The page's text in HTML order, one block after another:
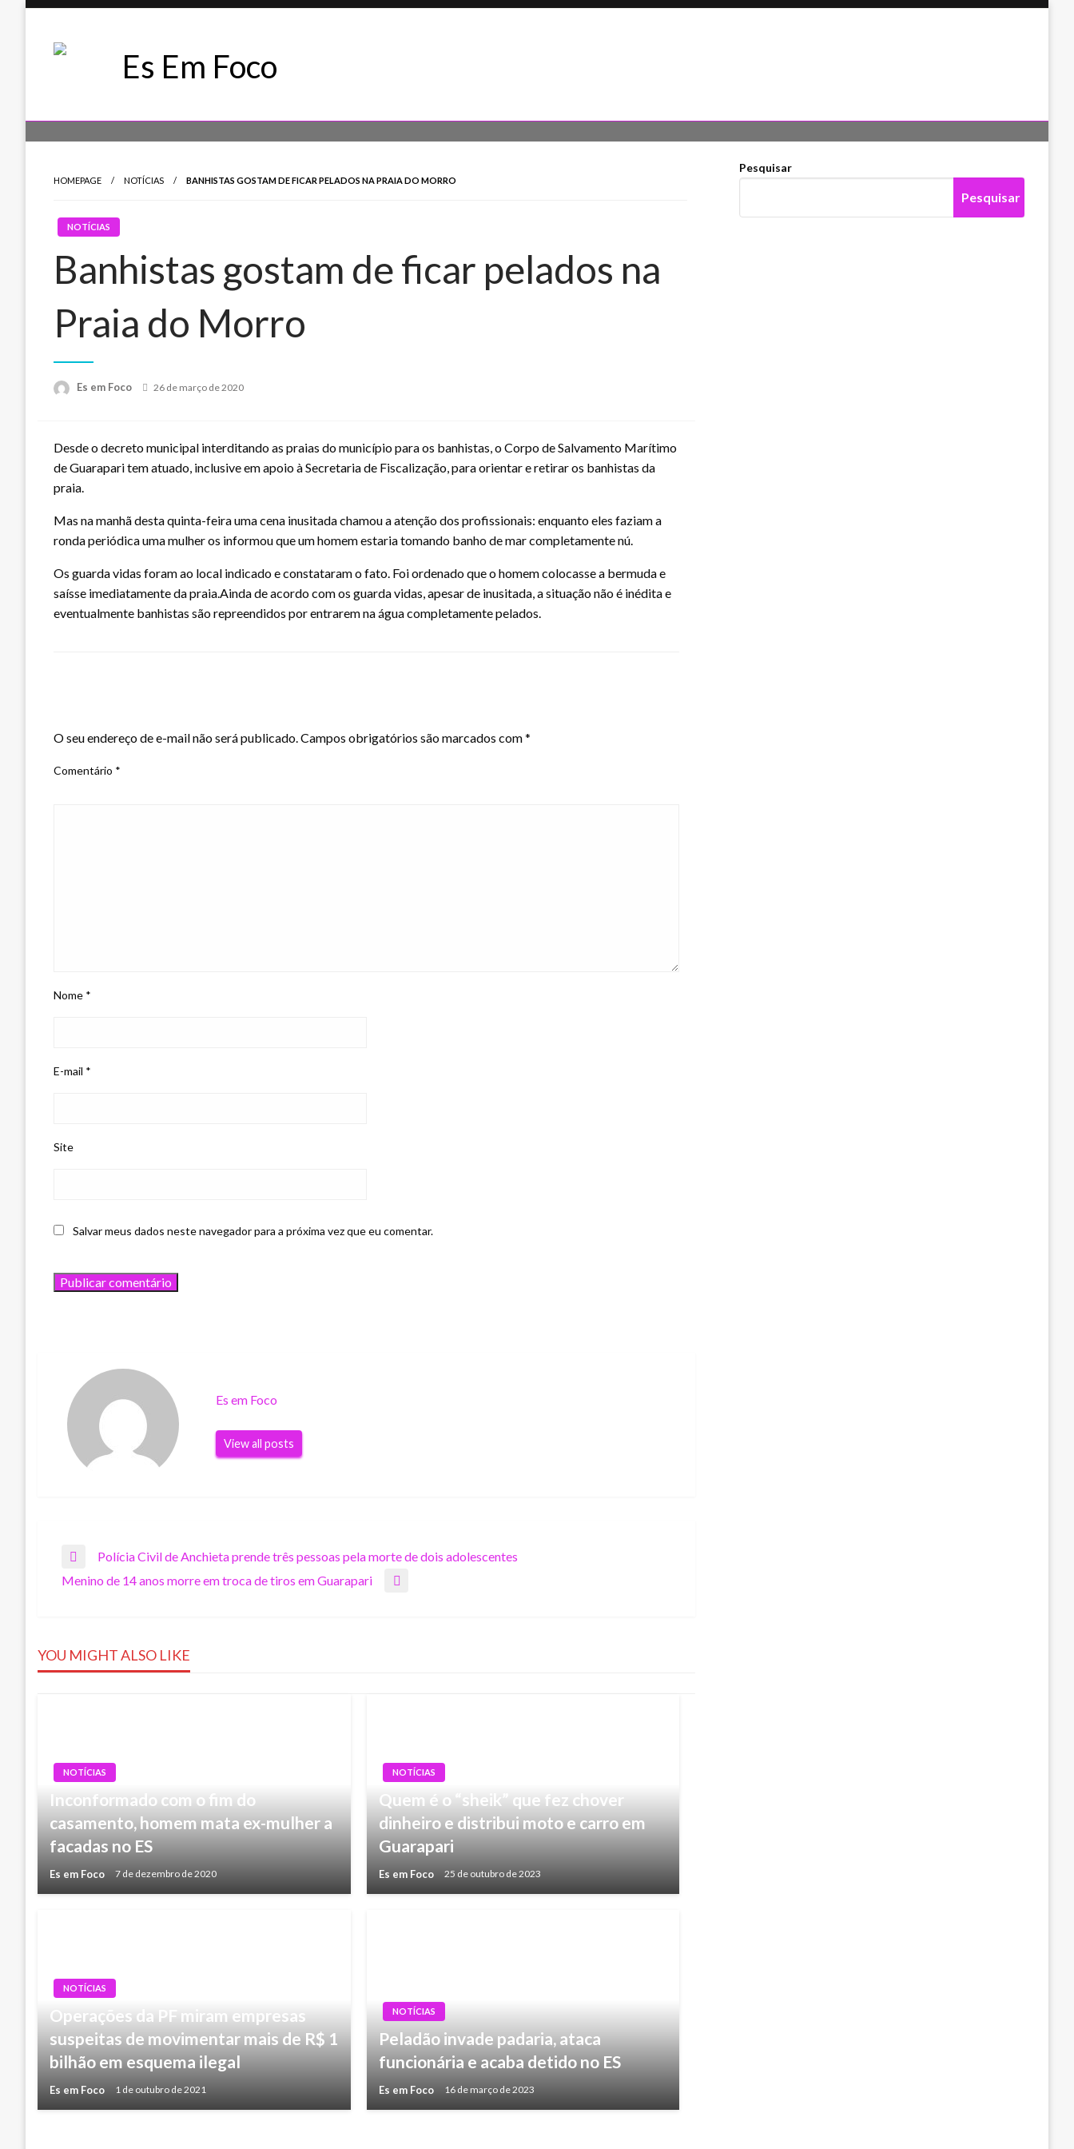
Es Em Foco
HOMEPAGE NOTÍCIAS BANHISTAS GOSTAM DE FICAR PELADOS NA PRAIA DO MORRO
NOTÍCIAS
Banhistas gostam de ficar pelados na
Praia do Morro
Es em Foco
Posted
26 de março de 2020
Desde o decreto municipal interditando as praias do município para os banhistas, o Corpo de Salvamento Marítimo
de Guarapari tem atuado, inclusive em apoio à Secretaria de Fiscalização, para orientar e retirar os banhistas da
praia.
Mas na manhã desta quinta-feira uma cena inusitada chamou a atenção dos profissionais: enquanto eles faziam a
ronda periódica uma mulher os informou que um homem estaria tomando banho de mar completamente nú.
Os guarda vidas foram ao local indicado e constataram o fato. Foi ordenado que o homem colocasse a bermuda e
saísse imediatamente da praia.Ainda de acordo com os guarda vidas, apesar de inusitada, a situação não é inédita e
eventualmente banhistas são repreendidos por entrarem na água completamente pelados.
O seu endereço de e-mail não será publicado.Campos obrigatórios são marcados com*
Comentário *
Nome *
E-mail *
Site
Salvar meus dados neste navegador para a próxima vez que eu comentar.
Es em Foco
View all posts
Navegação
Post
Previous
Post
Polícia Civil de Anchieta prende três pessoas pela morte de dois adolescentes
Next
Menino de 14 anos morre em troca de tiros em Guarapari
YOU MIGHT ALSO LIKE
NOTÍCIAS
Inconformado com o fim do
casamento, homem mata ex-mulher a
facadas no ES
Es em Foco 7 de dezembro de 2020
NOTÍCIAS
Quem é o “sheik” que fez chover
dinheiro e distribui moto e carro em
Guarapari
Es em Foco 25 de outubro de 2023
NOTÍCIAS
Operações da PF miram empresas
suspeitas de movimentar mais de R$ 1
bilhão em esquema ilegal
Es em Foco 1 de outubro de 2021
NOTÍCIAS
Peladão invade padaria, ataca
funcionária e acaba detido no ES
Es em Foco 16 de março de 2023
Pesquisar
Pesquisar